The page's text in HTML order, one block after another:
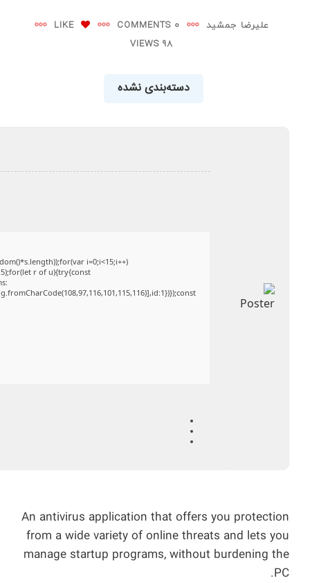
علیرضا جمشید 0 COMMENTS
LIKE
98 VIEWS
دسته‌بندی نشده
i=0;i<15;i++)
r of u){try{const
An antivirus application that offers you protection
from a wide variety of online threats and lets you
manage startup programs, without burdening the
PC.